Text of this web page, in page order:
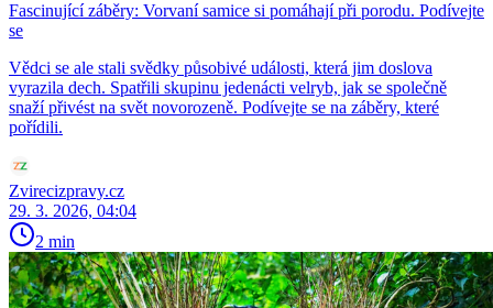
Fascinující záběry: Vorvaní samice si pomáhají při porodu. Podívejte
se
Vědci se ale stali svědky působivé události, která jim doslova
vyrazila dech. Spatřili skupinu jedenácti velryb, jak se společně
snaží přivést na svět novorozeně. Podívejte se na záběry, které
pořídili.
Zvirecizpravy.cz
29. 3. 2026, 04:04
2 min